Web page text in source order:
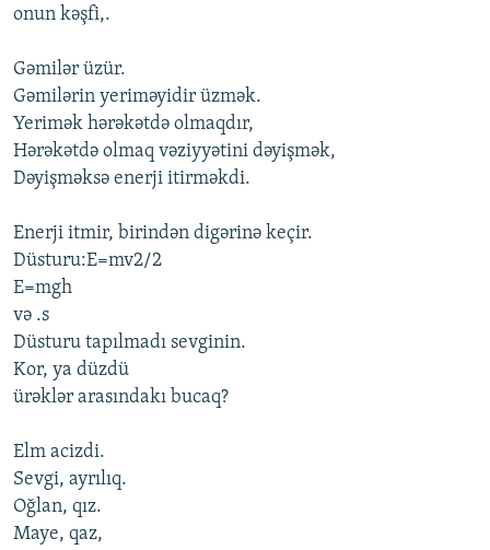
onun kəşfi,.
Gəmilər üzür.
Gəmilərin yeriməyidir üzmək.
Yerimək hərəkətdə olmaqdır,
Hərəkətdə olmaq vəziyyətini dəyişmək,
Dəyişməksə enerji itirməkdi.
Enerji itmir, birindən digərinə keçir.
Düsturu:E=mv2/2
E=mgh
və .s
Düsturu tapılmadı sevginin.
Kor, ya düzdü
ürəklər arasındakı bucaq?
Elm acizdi.
Sevgi, ayrılıq.
Oğlan, qız.
Maye, qaz,